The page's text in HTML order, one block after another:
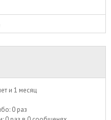
и 1 месяц
0 раз